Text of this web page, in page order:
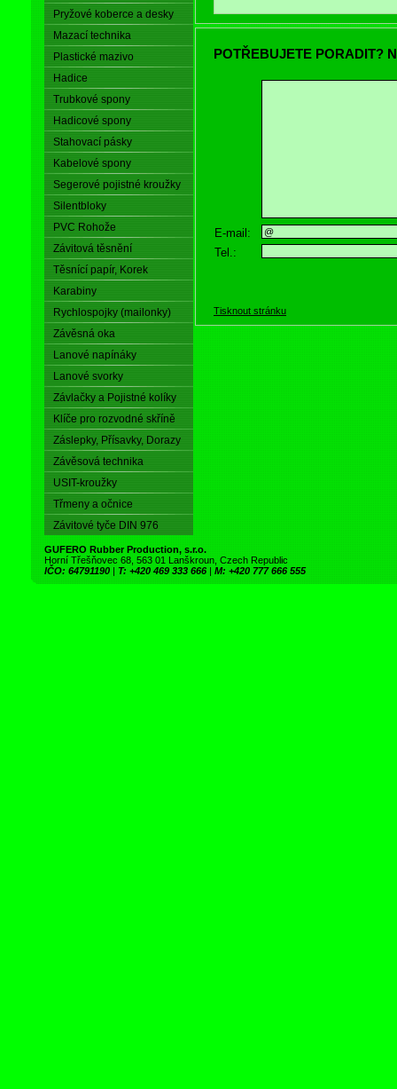
Pryžové koberce a desky
Mazací technika
Plastické mazivo
Hadice
Trubkové spony
Hadicové spony
Stahovací pásky
Kabelové spony
Segerové pojistné kroužky
Silentbloky
PVC Rohože
Závitová těsnění
Těsnící papír, Korek
Karabiny
Rychlospojky (mailonky)
Závěsná oka
Lanové napínáky
Lanové svorky
Závlačky a Pojistné kolíky
Klíče pro rozvodné skříně
Záslepky, Přísavky, Dorazy
Závěsová technika
USIT-kroužky
Třmeny a očnice
Závitové tyče DIN 976
POTŘEBUJETE PORADIT?
E-mail:
Tel.:
Tisknout stránku
GUFERO Rubber Production, s.r.o.
Horní Třešňovec 68, 563 01 Lanškroun, Czech Republic
IČO: 64791190 | T: +420 469 333 666 | M: +420 777 666 555